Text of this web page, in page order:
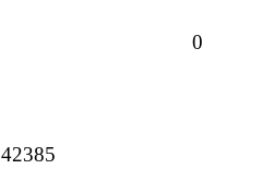
0
42385